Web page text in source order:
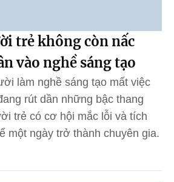
trẻ không còn nấc
vào nghề sáng tạo
làm nghề sáng tạo mất việc
rút dần những bậc thang
trẻ có cơ hội mắc lỗi và tích
một ngày trở thành chuyên gia.